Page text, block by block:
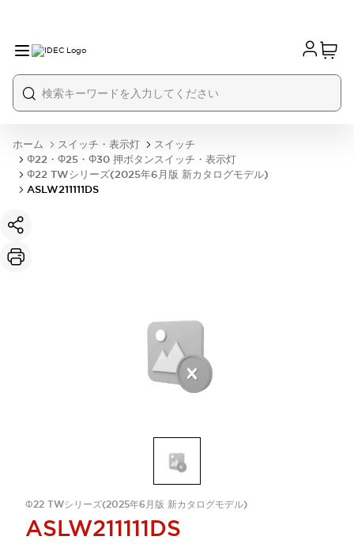
ホーム スイッチ・表示灯
スイッチ
Φ22・Φ25・Φ30 押ボタンスイッチ・表示灯
Φ22 TWシリーズ(2025年6月版 新カタログモデル)
ASLW211111DS
Φ22 TWシリーズ(2025年6月版 新カタログモデル)
ASLW211111DS